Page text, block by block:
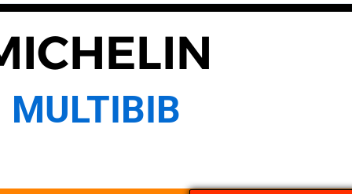
MULTIBIB